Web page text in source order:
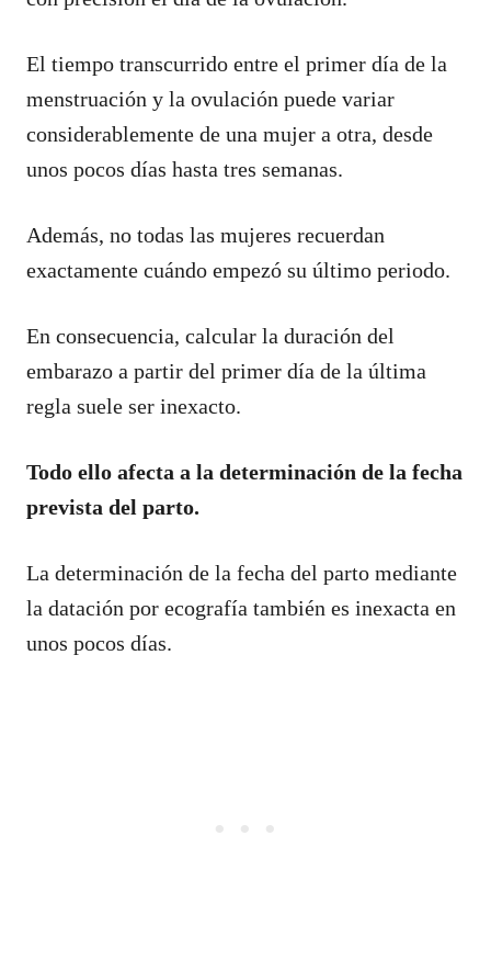
El tiempo transcurrido entre el primer día de la
menstruación y la ovulación puede variar
considerablemente de una mujer a otra, desde
unos pocos días hasta tres semanas.
Además, no todas las mujeres recuerdan
exactamente cuándo empezó su último periodo.
En consecuencia, calcular la duración del
embarazo a partir del primer día de la última
regla suele ser inexacto.
Todo ello afecta a la determinación de la fecha
prevista del parto.
La determinación de la fecha del parto mediante
la datación por ecografía también es inexacta en
unos pocos días.